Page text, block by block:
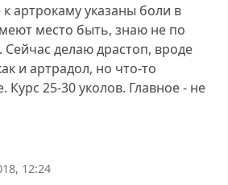
артрокаму указаны боли в
место быть, знаю не по
делаю драстоп, вроде
и артрадол, но что-то
Курс 25-30 уколов. Главное - не
12:24